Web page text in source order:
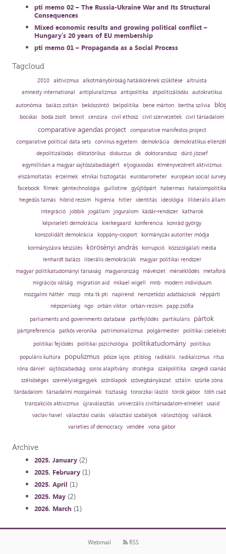
pti memo 02 – The Russia-Ukraine War and Its Structural
Consequences
Mixed economic results and growing political conflict –
Hungary’s 20 years of EU membership
pti memo 01 – Propaganda as a Social Process
Tagcloud
2010 aktivizmus alkotmánybíróság hatáskörének szűkítése
altruista
amnesty international
antipluralizmus antipolitika átpolitizálódás autokratikus
autonómia
balázs zoltán beköszöntő belpolitika bene márton bertha szilvia
bocskai boda zsolt brexit cenzúra civil ethosz civil szervezetek civil társadalom
comparative agendas project
comparative manifestos project
comparative political data sets corvinus egyetem demokrácia
demokratikus
depolitizálódás diktatórikus diskurzus dk doktorandusz dúró józsef
egymillióan a magyar sajtószabadságért eljogiasodás élményvezérelt aktivizmus
elszámoltatás
érzelmek etnikai tisztogatás eurobarometer
european social survey
facebook
filmek géntechnológia guillotine gyűjtőpárt habermas
hatalompolitika
hegedűs tamás
hibrid rezsim higiénia hitler identitás ideológia
illiberális állam
integráció
jobbik jogállam joguralom kádár-rendszer
katharok
képviseleti demokrácia
kierkegaard konferencia
konrád györgy
konszolidált demokrácia
koppány-csoport
kormányzás autoriter módja
kormányzásra készülés
körösényi andrás korrupció
közszolgálati média
lenhardt balázs
liberális demokráciák
magyar politikai rendszer
magyar politikatudományi társaság
magyarország mávészet mérséklődés
migrációs válság
migration aid mikael wigell mnb
modern individuum
mozgalmi háttér
mszp mta tk pti napirend nemzetközi adatbázisok
néppárti
népszerűség
ngo orbán viktor orbán-rezsim
papp zsófia
parliaments and governments database
pártfejlődés partikuláris pártok
pártpreferencia patkós veronika patrimonializmus polgármester
politikai
politikai fejlődés
politikai pszichológia politikatudomány
politikus
populáris kultúra
populizmus pősze lajos ptiblog radikális radikalizmus
rítus
róna dániel
sajtószabadság soros alapítvány stratégia szakpolitika
szegedi
szélsőséges
személyiségjegyek szórólapok szövegbányászat sztálin
szürke zóna
tárdadalom társadalmi mozgalmak tisztaság toroczkai lászló török gábor tóth
tranzakciós aktivizmus
újraválasztás univerzális civiltársadalom-elmélet
usaid
vaclav havel
választási csalás választási szabályok választójog vallások
varieties of democracy vendée vona gábor
Archive
2025. January(2)
2025. February(1)
2025. April (1)
2025. May(2)
2026. March (1)
Webmail RSS